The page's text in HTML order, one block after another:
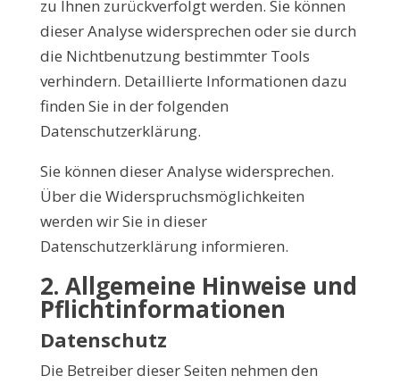
zu Ihnen zurückverfolgt werden. Sie können
dieser Analyse widersprechen oder sie durch
die Nichtbenutzung bestimmter Tools
verhindern. Detaillierte Informationen dazu
finden Sie in der folgenden
Datenschutzerklärung.
Sie können dieser Analyse widersprechen.
Über die Widerspruchsmöglichkeiten
werden wir Sie in dieser
Datenschutzerklärung informieren.
2. Allgemeine Hinweise und
Pflichtinformationen
Datenschutz
Die Betreiber dieser Seiten nehmen den